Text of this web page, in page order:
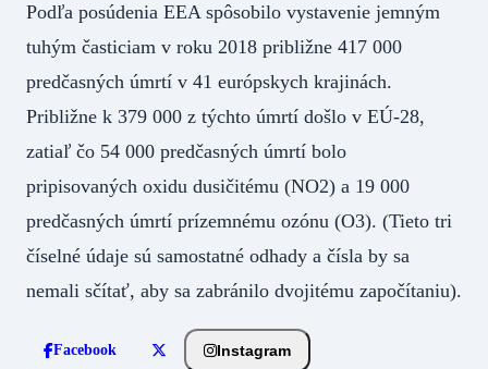
Podľa posúdenia EEA spôsobilo vystavenie jemným
tuhým časticiam v roku 2018 približne 417 000
predčasných úmrtí v 41 európskych krajinách.
Približne k 379 000 z týchto úmrtí došlo v EÚ-28,
zatiaľ čo 54 000 predčasných úmrtí bolo
pripisovaných oxidu dusičitému (NO2) a 19 000
predčasných úmrtí prízemnému ozónu (O3). (Tieto tri
číselné údaje sú samostatné odhady a čísla by sa
nemali sčítať, aby sa zabránilo dvojitému započítaniu).
Facebook Instagram